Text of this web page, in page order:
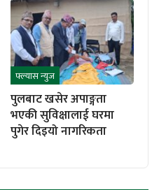
फ्ल्यास न्युज
पुलबाट खसेर अपाङ्गता
भएकी सुविक्षालाई घरमा
पुगेर दिइयो नागरिकता